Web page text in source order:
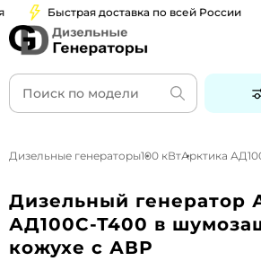
Быстрая доставка по всей России
Дизельные генераторы100 кВтАрктика
Дизельный генератор
АД100С-Т400 в
кожухе с АВР